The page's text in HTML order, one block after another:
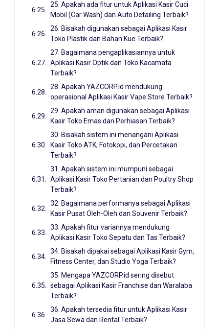
25. Apakah ada fitur untuk Aplikasi Kasir Cuci
Mobil (Car Wash) dan Auto Detailing Terbaik?
26. Bisakah digunakan sebagai Aplikasi Kasir
Toko Plastik dan Bahan Kue Terbaik?
27. Bagaimana pengaplikasiannya untuk
Aplikasi Kasir Optik dan Toko Kacamata
Terbaik?
28. Apakah YAZCORP.id mendukung
operasional Aplikasi Kasir Vape Store Terbaik?
29. Apakah aman digunakan sebagai Aplikasi
Kasir Toko Emas dan Perhiasan Terbaik?
30. Bisakah sistem ini menangani Aplikasi
Kasir Toko ATK, Fotokopi, dan Percetakan
Terbaik?
31. Apakah sistem ini mumpuni sebagai
Aplikasi Kasir Toko Pertanian dan Poultry Shop
Terbaik?
32. Bagaimana performanya sebagai Aplikasi
Kasir Pusat Oleh-Oleh dan Souvenir Terbaik?
33. Apakah fitur variannya mendukung
Aplikasi Kasir Toko Sepatu dan Tas Terbaik?
34. Bisakah dipakai sebagai Aplikasi Kasir Gym,
Fitness Center, dan Studio Yoga Terbaik?
35. Mengapa YAZCORP.id sering disebut
sebagai Aplikasi Kasir Franchise dan Waralaba
Terbaik?
36. Apakah tersedia fitur untuk Aplikasi Kasir
Jasa Sewa dan Rental Terbaik?